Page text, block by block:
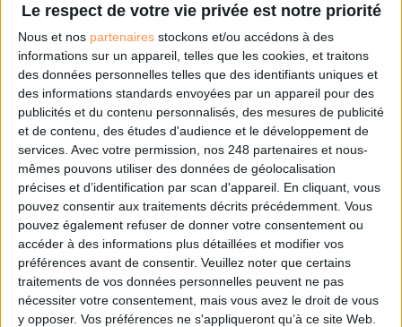
Le respect de votre vie privée est notre priorité
Nous et nos partenaires stockons et/ou accédons à des
informations sur un appareil, telles que les cookies, et traitons
des données personnelles telles que des identifiants uniques et
des informations standards envoyées par un appareil pour des
publicités et du contenu personnalisés, des mesures de publicité
et de contenu, des études d'audience et le développement de
services. Avec votre permission, nos 248 partenaires et nous-
mêmes pouvons utiliser des données de géolocalisation
précises et d’identification par scan d'appareil. En cliquant, vous
pouvez consentir aux traitements décrits précédemment. Vous
pouvez également refuser de donner votre consentement ou
accéder à des informations plus détaillées et modifier vos
préférences avant de consentir. Veuillez noter que certains
traitements de vos données personnelles peuvent ne pas
nécessiter votre consentement, mais vous avez le droit de vous
y opposer. Vos préférences ne s'appliqueront qu’à ce site Web.
l'information, gestion documentaire, bibliothèques,
archivage électronique, data, intelligence artificielle...
Le respect de votre vie privée est notre priorité. Veuillez
noter que certains traitements de vos données
personnelles peuvent ne pas nécessiter votre
consentement. Vos préférences ne s'appliqueront qu'à ce
site Web. Vous pouvez modifier vos préférences en vous
abonnant sur ce site web ou en consultant notre politique
de confidentialité.
Déjà abonné.e ?Connectez-vous